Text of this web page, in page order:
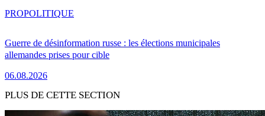
Guerre de désinformation russe : les élections municipales
allemandes prises pour cible
06.08.2026
PROPOLITIQUE
PLUS DE CETTE SECTION